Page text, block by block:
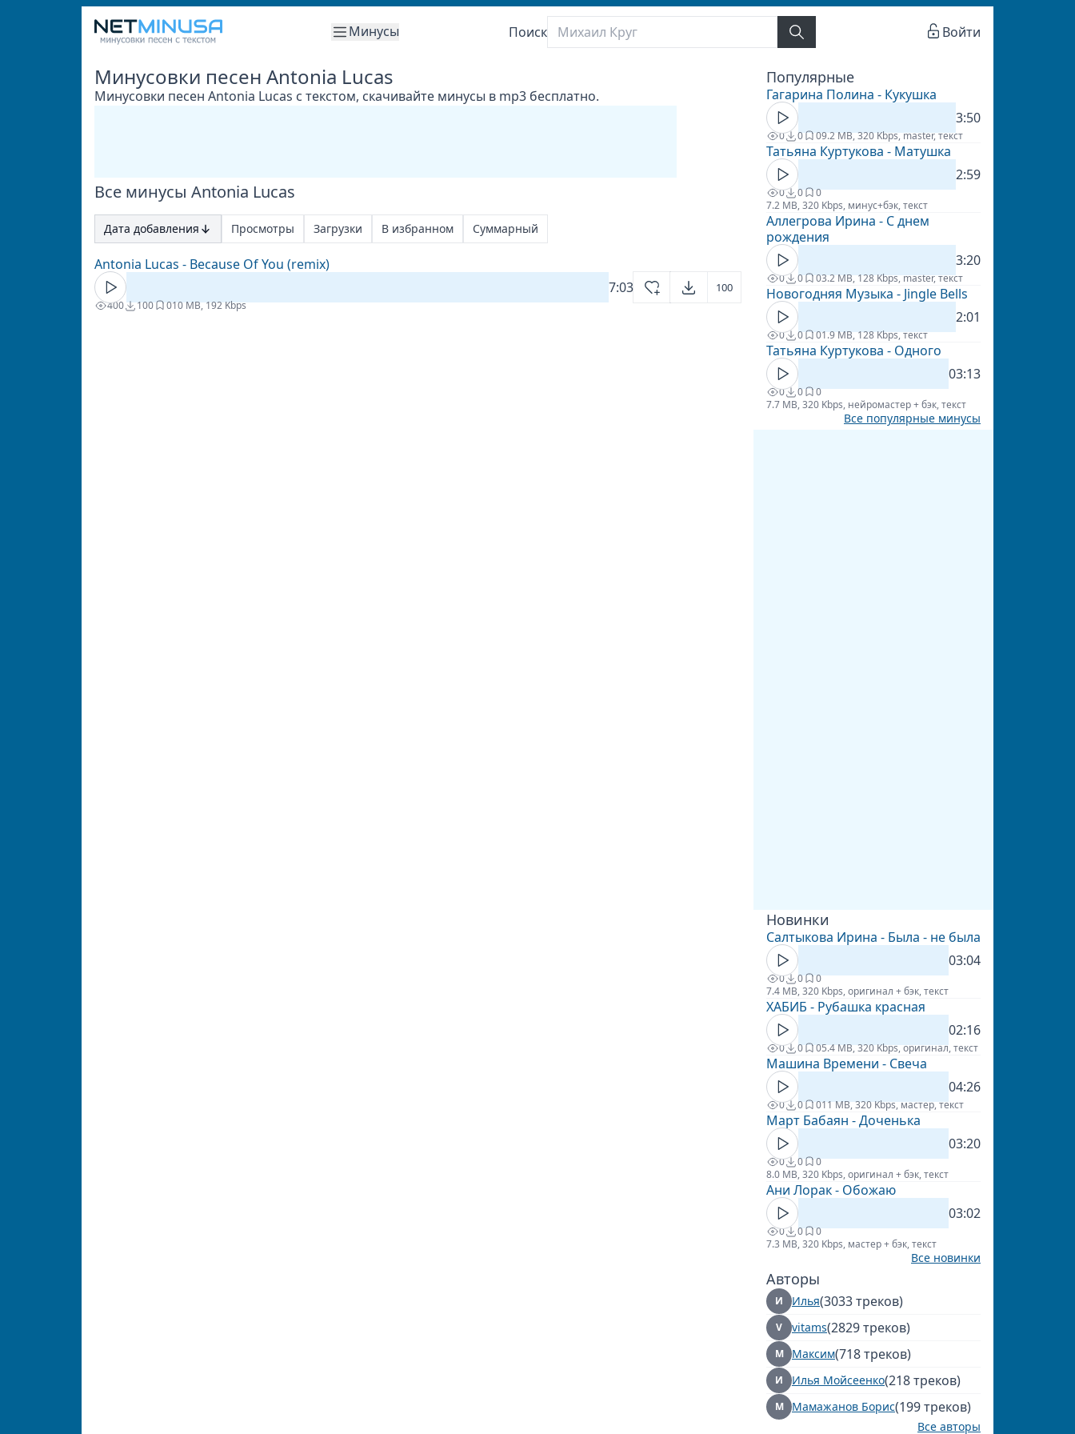
Минусы Поиск Войти
Минусовки песен Antonia Lucas
Минусовки песен Antonia Lucas с текстом, скачивайте минусы в mp3 бесплатно.
Все минусы Antonia Lucas
Дата добавления Просмотры Загрузки В избранном Суммарный
Antonia Lucas - Because Of You (remix)
7:03
100
400 100 010 MB, 192 Kbps
Популярные
Гагарина Полина - Кукушка
3:50
0 0 09.2 MB, 320 Kbps, master, текст
Татьяна Куртукова - Матушка
2:59
0 0
0
7.2 MB, 320 Kbps, минус+бэк, текст
Аллегрова Ирина - С днем
рождения
3:20
0 0 03.2 MB, 128 Kbps, master, текст
Новогодняя Музыка - Jingle Bells
2:01
0 0 01.9 MB, 128 Kbps, текст
Татьяна Куртукова - Одного
03:13
0 0
0
7.7 MB, 320 Kbps, нейромастер + бэк, текст
Все популярные минусы
Новинки
Салтыкова Ирина - Была - не была
03:04
0 0
0
7.4 MB, 320 Kbps, оригинал + бэк, текст
ХАБИБ - Рубашка красная
02:16
0 0 05.4 MB, 320 Kbps, оригинал, текст
Машина Времени - Свеча
04:26
0 0 011 MB, 320 Kbps, мастер, текст
Март Бабаян - Доченька
03:20
0 0
0
8.0 MB, 320 Kbps, оригинал + бэк, текст
Ани Лорак - Обожаю
03:02
0 0
0
7.3 MB, 320 Kbps, мастер + бэк, текст
Все новинки
Авторы
И Илья(3033 треков)
V vitams(2829 треков)
М Максим(718 треков)
И Илья Мойсеенко(218 треков)
М Мамажанов Борис(199 треков)
Все авторы